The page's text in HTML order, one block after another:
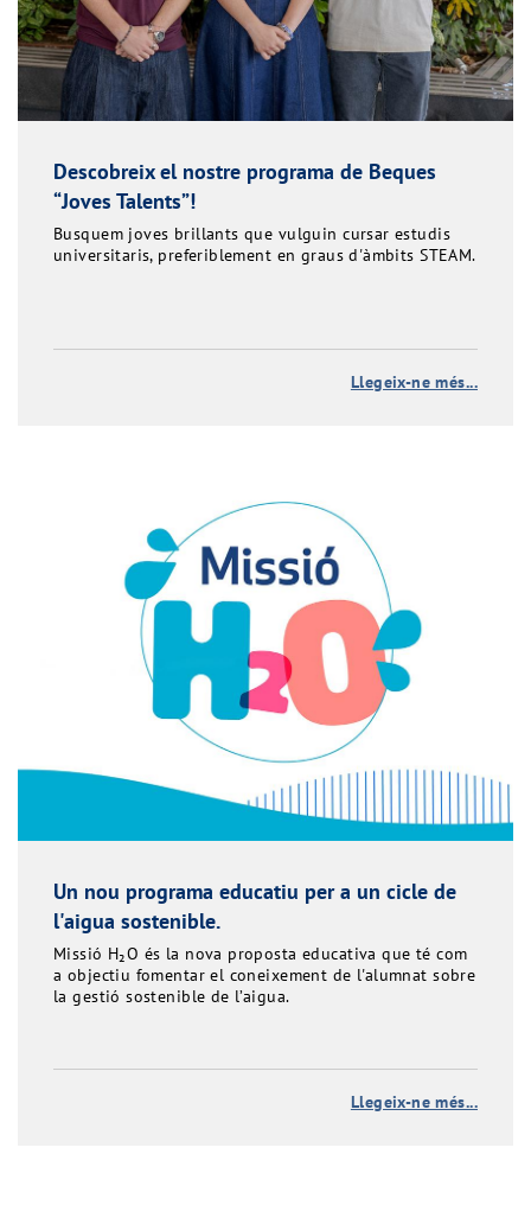
Descobreix el nostre programa de Beques
“Joves Talents”!
Busquem joves brillants que vulguin cursar estudis
universitaris, preferiblement en graus d'àmbits STEAM.
Llegeix-ne més...
Un nou programa educatiu per a un cicle de
l'aigua sostenible.
Missió H₂O és la nova proposta educativa que té com
a objectiu fomentar el coneixement de l'alumnat sobre
la gestió sostenible de l’aigua.
Llegeix-ne més...